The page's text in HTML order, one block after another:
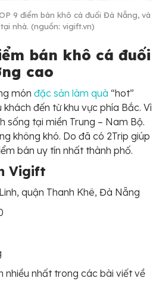
9 điểm bán khô cá đuối Đà Nẵng, và
nhà. (nguồn: vigift.vn)
bán khô cá đuối
cao
mónđặc sản làm quà “hot”
đến từ khu vực phía Bắc. Vì
sống tại miền Trung – Nam Bộ.
không khó. Do đã có 2Trip giúp
bán uy tín nhất thành phố.
Vigift
quận Thanh Khê, Đà Nẵng
nhiều nhất trong các bài viết về